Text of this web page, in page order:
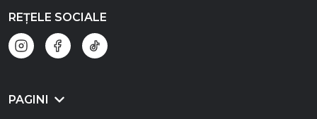
REȚELE SOCIALE
PAGINI